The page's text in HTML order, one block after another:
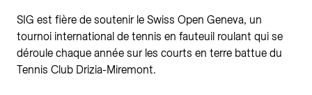
SIG est fière de soutenir le Swiss Open Geneva, un
tournoi international de tennis en fauteuil roulant qui se
déroule chaque année sur les courts en terre battue du
Tennis Club Drizia-Miremont.